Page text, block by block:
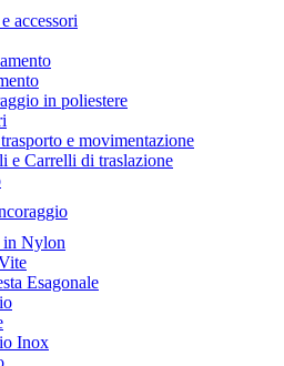
accessori
in poliestere
e movimentazione
e Carrelli di traslazione
in Nylon
Esagonale
Inox